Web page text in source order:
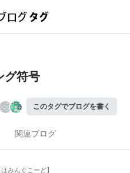
グ符号
このタグでブログを書く
関連ブログ
はみんぐこーど】